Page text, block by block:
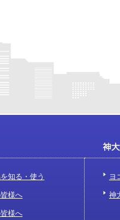
知る・使う
様へ
様へ
ヨ
神